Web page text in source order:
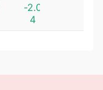
-2.0
4